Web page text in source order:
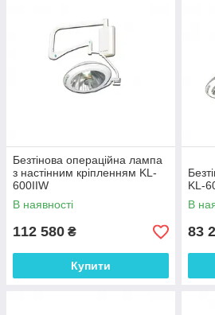
Безтінова операційна лампа
з настінним кріпленням KL-
600IIW
В наявності
112 580 ₴
Купити
KL-
В
83